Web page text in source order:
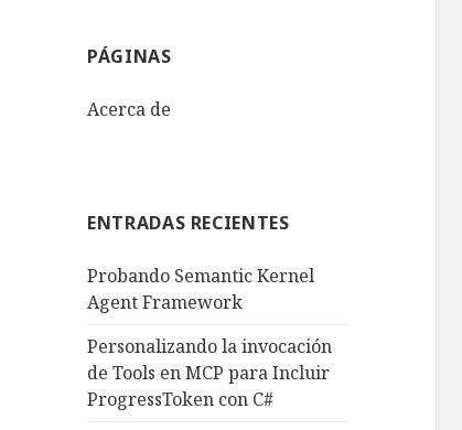
PÁGINAS
Acerca de
ENTRADAS RECIENTES
Probando Semantic Kernel
Agent Framework
Personalizando la invocación
de Tools en MCP para Incluir
ProgressToken con C#